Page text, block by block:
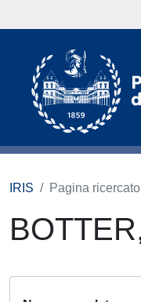
IRIS Pagina